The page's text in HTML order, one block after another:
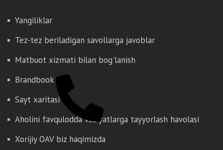
Yangiliklar
Tez-tez beriladigan savollarga javoblar
Matbuot xizmati bilan bog'lanish
Brandbook
Sayt xaritasi
Aholini favqulodda vaziyatlarga tayyorlash havolasi
Xorijiy OAV biz haqimizda